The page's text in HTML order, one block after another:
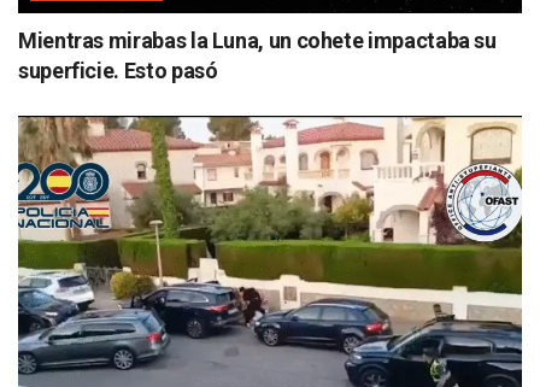
Mientras mirabas la Luna, un cohete impactaba su
superficie. Esto pasó